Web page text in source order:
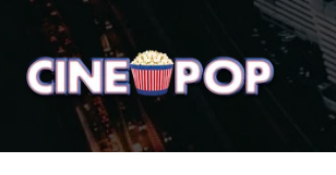
Home